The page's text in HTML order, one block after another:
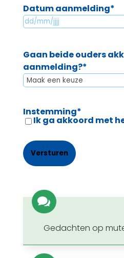
Datum aanmelding*
DD
MM
slash
JJJJ
Gaan beide ouders
aanmelding?*
Instemming*
Ik ga akkoord met

Gedachten op